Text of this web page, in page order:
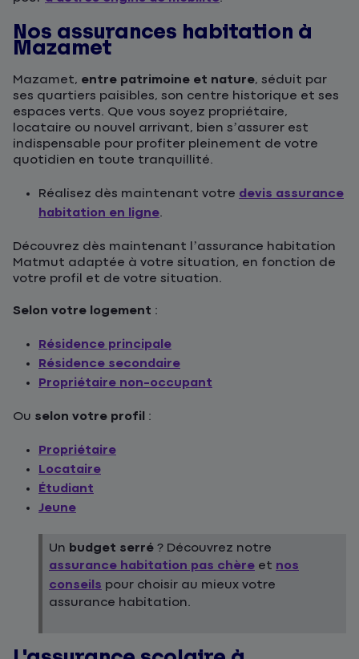
Nos assurances habitation à
Mazamet
Mazamet, entre patrimoine et nature, séduit par
ses quartiers paisibles, son centre historique et ses
espaces verts. Que vous soyez propriétaire,
locataire ou nouvel arrivant, bien s’assurer est
indispensable pour profiter pleinement de votre
quotidien en toute tranquillité.
Réalisez dès maintenant votre devis assurance
habitation en ligne.
Découvrez dès maintenant l’assurance habitation
Matmut adaptée à votre situation, en fonction de
votre profil et de votre situation.
Selon votre logement :
Résidence principale
Résidence secondaire
Propriétaire non-occupant
Ou selon votre profil :
Propriétaire
Locataire
Étudiant
Jeune
Un budget serré ? Découvrez notre
assurance habitation pas chère et nos
conseils pour choisir au mieux votre
assurance habitation.